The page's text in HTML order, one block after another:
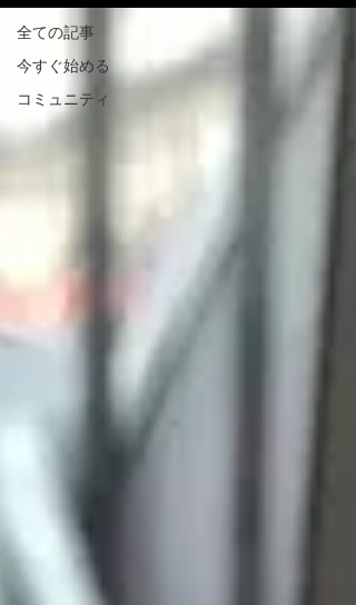
全ての記事
今すぐ始める
コミュニティ